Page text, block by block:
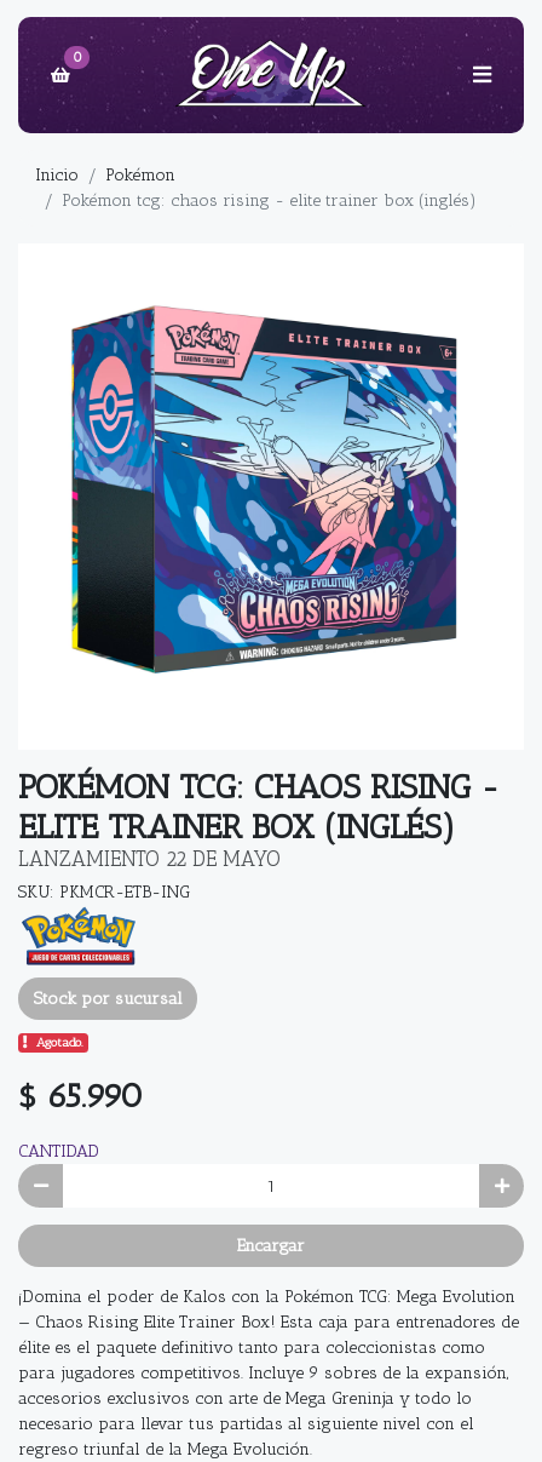
0
Inicio
Pokémon
Pokémon tcg: chaos rising - elite trainer box (inglés)
POKÉMON TCG: CHAOS RISING -
ELITE TRAINER BOX (INGLÉS)
LANZAMIENTO 22 DE MAYO
SKU: PKMCR-ETB-ING
Stock por sucursal
Agotado.
$ 65.990
CANTIDAD
Encargar
¡Domina el poder de Kalos con la Pokémon TCG: Mega Evolution
— Chaos Rising Elite Trainer Box! Esta caja para entrenadores de
élite es el paquete definitivo tanto para coleccionistas como
para jugadores competitivos. Incluye 9 sobres de la expansión,
accesorios exclusivos con arte de Mega Greninja y todo lo
necesario para llevar tus partidas al siguiente nivel con el
regreso triunfal de la Mega Evolución.